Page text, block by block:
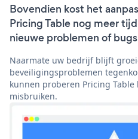
Bovendien kost het
Pricing Table nog meer
nieuwe problemen of
Naarmate uw bedrijf blijft
beveiligingsproblemen
kunnen proberen Pricing
misbruiken.